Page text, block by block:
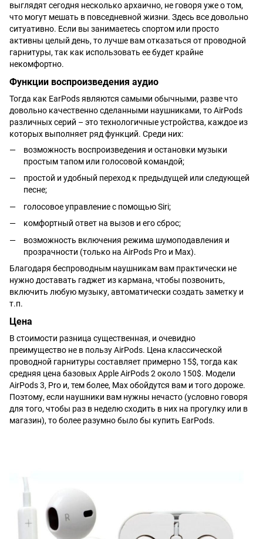
выглядят сегодня несколько архаично, не говоря уже о том,
что могут мешать в повседневной жизни. Здесь все довольно
ситуативно. Если вы занимаетесь спортом или просто
активны целый день, то лучше вам отказаться от проводной
гарнитуры, так как использовать ее будет крайне
некомфортно.
Функции воспроизведения аудио
Тогда как EarPods являются самыми обычными, разве что
довольно качественно сделанными наушниками, то AirPods
различных серий – это технологичные устройства, каждое из
которых выполняет ряд функций. Среди них:
возможность воспроизведения и остановки музыки
простым тапом или голосовой командой;
простой и удобный переход к предыдущей или следующей
песне;
голосовое управление с помощью Siri;
комфортный ответ на вызов и его сброс;
возможность включения режима шумоподавления и
прозрачности (только на AirPods Pro и Max).
Благодаря беспроводным наушникам вам практически не
нужно доставать гаджет из кармана, чтобы позвонить,
включить любую музыку, автоматически создать заметку и
т.п.
Цена
В стоимости разница существенная, и очевидно
преимущество не в пользу AirPods. Цена классической
проводной гарнитуры составляет примерно 15$, тогда как
средняя цена базовых Apple AirPods 2 около 150$. Модели
AirPods 3, Pro и, тем более, Max обойдутся вам и того дороже.
Поэтому, если наушники вам нужны нечасто (условно говоря
для того, чтобы раз в неделю сходить в них на прогулку или в
магазин), то более разумно было бы купить EarPods.